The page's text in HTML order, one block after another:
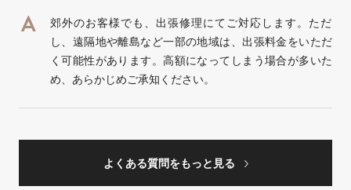
郊外のお客様でも、出張修理にてご対応します。ただ
し、遠隔地や離島など一部の地域は、出張料金をいただ
く可能性があります。高額になってしまう場合が多いた
め、あらかじめご承知ください。
よくある質問をもっと見る